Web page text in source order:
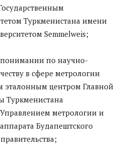
Туркменистана имени
Semmelweis;
по научно-
в сфере метрологии
эталонным центром Главной
Туркменистана
метрологии и
Будапештского